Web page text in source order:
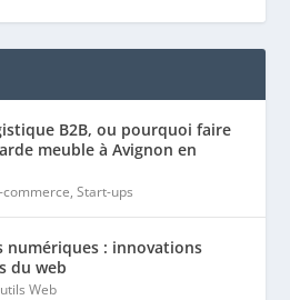
B2B, ou pourquoi faire
meuble à Avignon en
commerce,Start-ups
numériques : innovations
du web
Web